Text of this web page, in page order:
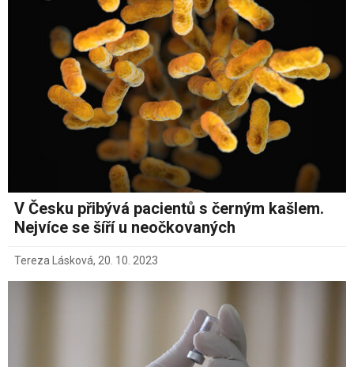
V Česku přibývá pacientů s černým kašlem.
Nejvíce se šíří u neočkovaných
Tereza Lásková, 20. 10. 2023